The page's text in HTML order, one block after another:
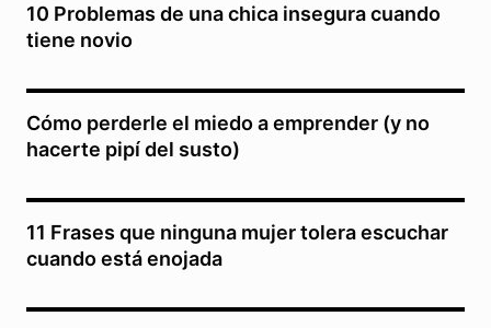
10 Problemas de una chica insegura cuando
tiene novio
Cómo perderle el miedo a emprender (y no
hacerte pipí del susto)
11 Frases que ninguna mujer tolera escuchar
cuando está enojada